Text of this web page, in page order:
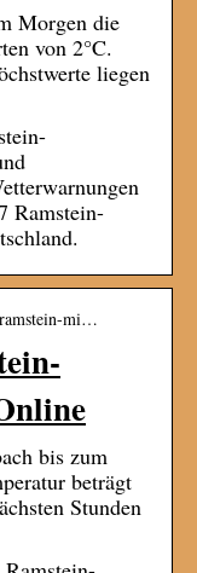
Morgen die
von 2°C.
liegen
Ramstein-
mi…
bis zum
beträgt
Stunden